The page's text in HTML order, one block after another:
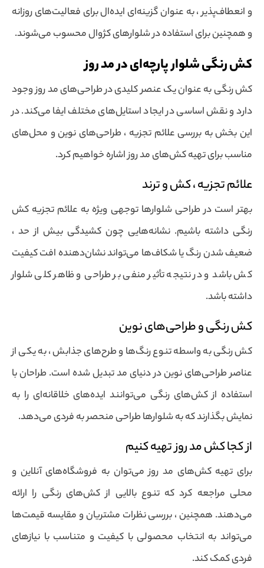
و انعطاف‌پذیر ، به عنوان گزینه‌ای ایده‌ال برای فعالیت‌های روزانه
و همچنین برای استفاده در شلوارهای کژوال محسوب می‌شوند.
کش رنگی شلوار پارچه‌ای در مد روز
کش رنگی به عنوان یک عنصر کلیدی در طراحی‌های مد روز وجود
دارد و نقش اساسی در ایجاد استایل‌های مختلف ایفا می‌کند. در
این بخش به بررسی علائم تجزیه ، طراحی‌های نوین و محل‌های
مناسب برای تهیه کش‌های مد روز اشاره خواهیم کرد.
علائم تجزیه ، کش و ترند
بهتر است در طراحی شلوارها توجهی ویژه به علائم تجزیه کش
رنگی داشته باشیم. نشانه‌هایی چون کشیدگی بیش از حد ،
ضعیف شدن رنگ یا شکاف‌ها می‌تواند نشان‌دهنده افت کیفیت
کش باشد و در نتیجه تأثیر منفی بر طراحی و ظاهر کلی شلوار
داشته باشد.
کش رنگی و طراحی‌های نوین
کش رنگی به واسطه تنوع رنگ‌ها و طرح‌های جذابش ، به یکی از
عناصر طراحی‌های نوین در دنیای مد تبدیل شده است. طراحان با
استفاده از کش‌های رنگی می‌توانند ایده‌های خلاقانه‌ای را به
نمایش بگذارند که به شلوارها طراحی منحصر به فردی می‌دهد.
از کجا کش مد روز تهیه کنیم
برای تهیه کش‌های مد روز می‌توان به فروشگاه‌های آنلاین و
محلی مراجعه کرد که تنوع بالایی از کش‌های رنگی را ارائه
می‌دهند. همچنین ، بررسی نظرات مشتریان و مقایسه قیمت‌ها
می‌تواند به انتخاب محصولی با کیفیت و متناسب با نیازهای
فردی کمک کند.